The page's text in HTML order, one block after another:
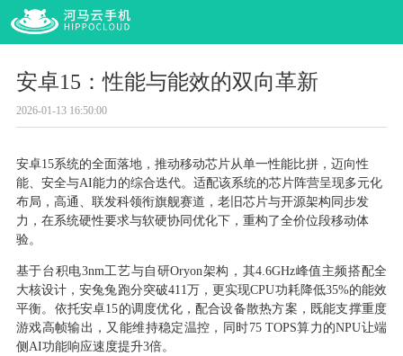
安卓15：性能与能效的双向革新
2026-01-13 16:50:00
安卓15系统的全面落地，推动移动芯片从单一性能比拼，迈向性
能、安全与AI能力的综合迭代。适配该系统的芯片阵营呈现多元化
布局，高通、联发科领衔旗舰赛道，老旧芯片与开源架构同步发
力，在系统硬性要求与软硬协同优化下，重构了全价位段移动体
验。
基于台积电3nm工艺与自研Oryon架构，其4.6GHz峰值主频搭配全
大核设计，安兔兔跑分突破411万，更实现CPU功耗降低35%的能效
平衡。依托安卓15的调度优化，配合设备散热方案，既能支撑重度
游戏高帧输出，又能维持稳定温控，同时75 TOPS算力的NPU让端
侧AI功能响应速度提升3倍。